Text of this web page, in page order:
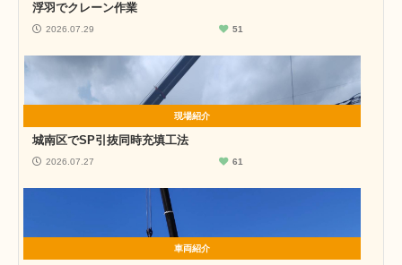
浮羽でクレーン作業
2026.07.29 51
現場紹介
城南区でSP引抜同時充填工法
2026.07.27 61
車両紹介